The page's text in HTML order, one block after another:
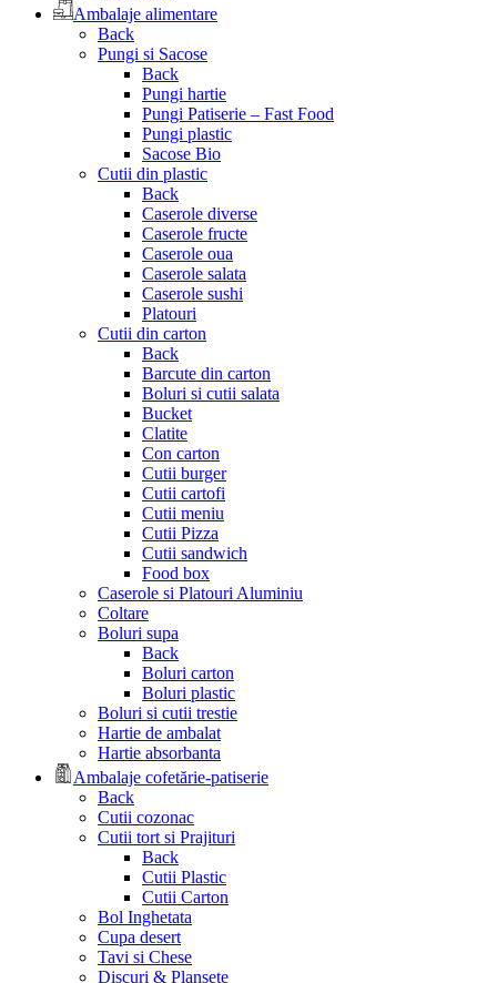
Ambalaje alimentare
Back
Pungi si Sacose
Back
Pungi hartie
Pungi Patiserie – Fast Food
Pungi plastic
Sacose Bio
Cutii din plastic
Back
Caserole diverse
Caserole fructe
Caserole oua
Caserole salata
Caserole sushi
Platouri
Cutii din carton
Back
Barcute din carton
Boluri si cutii salata
Bucket
Clatite
Con carton
Cutii burger
Cutii cartofi
Cutii meniu
Cutii Pizza
Cutii sandwich
Food box
Caserole si Platouri Aluminiu
Coltare
Boluri supa
Back
Boluri carton
Boluri plastic
Boluri si cutii trestie
Hartie de ambalat
Hartie absorbanta
Ambalaje cofetărie-patiserie
Back
Cutii cozonac
Cutii tort si Prajituri
Back
Cutii Plastic
Cutii Carton
Bol Inghetata
Cupa desert
Tavi si Chese
Discuri & Plansete